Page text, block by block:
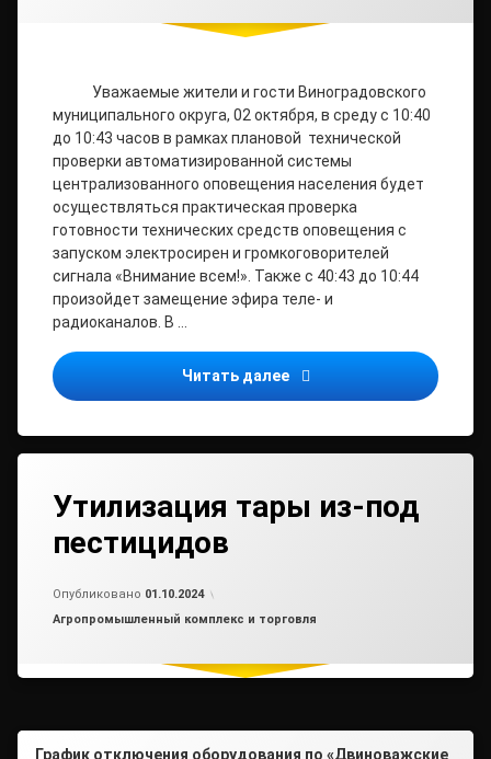
Уважаемые жители и гости Виноградовского
муниципального округа, 02 октября, в среду с 10:40
до 10:43 часов в рамках плановой технической
проверки автоматизированной системы
централизованного оповещения населения будет
осуществляться практическая проверка
готовности технических средств оповещения с
запуском электросирен и громкоговорителей
сигнала «Внимание всем!». Также с 40:43 до 10:44
произойдет замещение эфира теле- и
радиоканалов. В …
Читать далее Внимание
Утилизация тары из-под
пестицидов
Опубликовано 01.10.2024
Рубрики:
Агропромышленный комплекс и торговля
График отключения оборудования по «Двиноважские